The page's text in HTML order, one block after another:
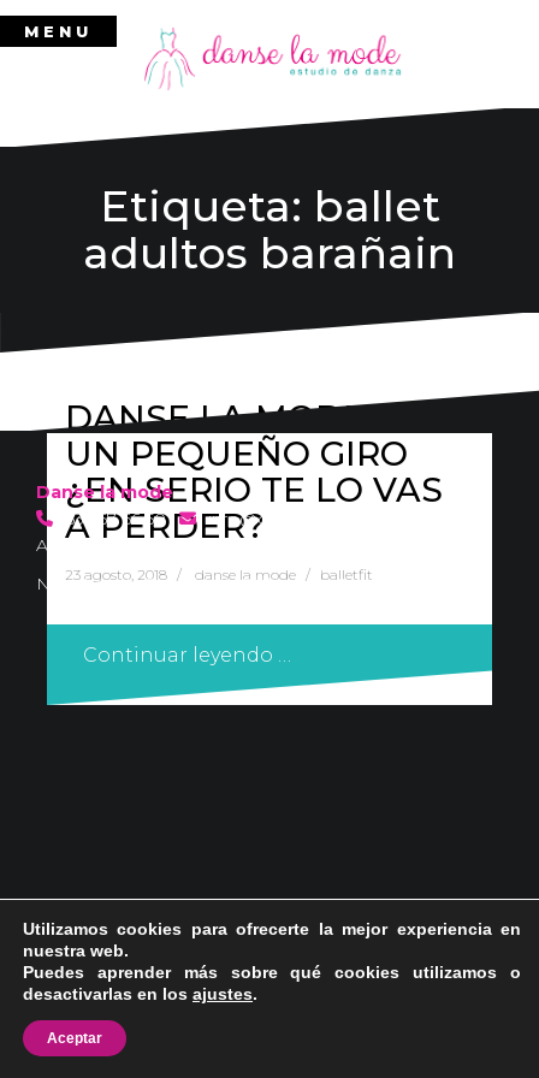
Ir
MENU
Etiqueta: ballet
adultos barañain
DANSE LA MODE DA
UN PEQUEÑO GIRO
¿EN SERIO TE LO VAS
A PERDER?
23 agosto, 2018 danse la mode balletfit
Continuar leyendo …
Danse la mode
636 57 66 50
info@danselamode.com
Avd. Comercial 20 Barañain (Navarra)
Nota Legal·Privacidad·Política de Cookies
Utilizamos cookies para ofrecerte la mejor experiencia en
nuestra web.
Puedes aprender más sobre qué cookies utilizamos o
desactivarlas en los ajustes.
Aceptar